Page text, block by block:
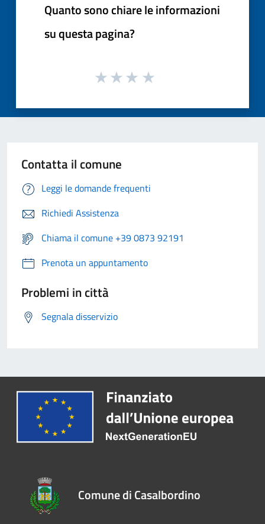
Quanto sono chiare le informazioni
su questa pagina?
Contatta il comune
Leggi le domande frequenti
Richiedi Assistenza
Chiama il comune +39 0873 92191
Prenota un appuntamento
Problemi in città
Segnala disservizio
Comune di Casalbordino